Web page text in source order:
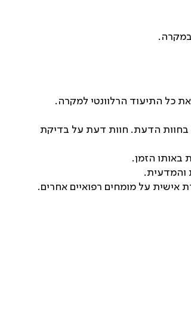
במקרה .
כל התיעוד הרלוונטי למקרה .
בחוות הדעת. חוות דעת על בדיקת
באותו הזמן.
והמדעית.
אישית על מומחים רפואיים אחרים.